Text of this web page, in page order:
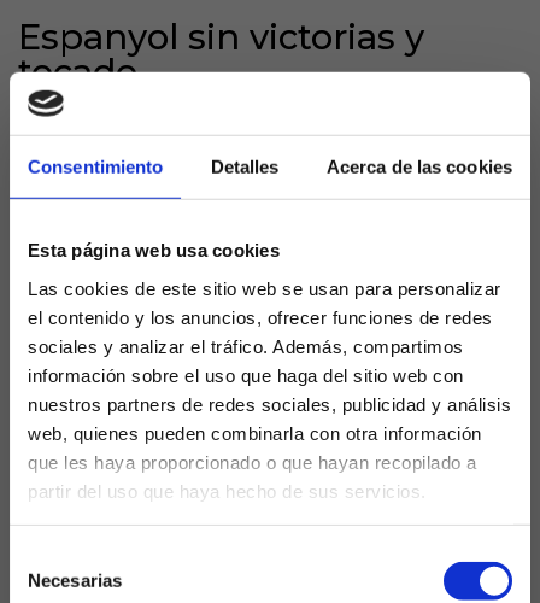
Consentimiento Detalles Acerca de las cookies
Esta página web usa cookies
Las cookies de este sitio web se usan para personalizar
el contenido y los anuncios, ofrecer funciones de redes
sociales y analizar el tráfico. Además, compartimos
información sobre el uso que haga del sitio web con
nuestros partners de redes sociales, publicidad y análisis
web, quienes pueden combinarla con otra información
que les haya proporcionado o que hayan recopilado a
partir del uso que haya hecho de sus servicios.
Necesarias
¿Eres mayor de edad?
SÍ, SOY MAYOR DE 18 AÑOS
Espanyol sin victorias y
tocado
Los blanquiazules de Manolo González atraviesan
su peor momento. Sin triunfos en lo que va de año,
que les aleja de Europa. Faltan ideas, gol y
Oviedo sin margen, pero
hambriento
El Real Oviedo llega colista y a 9 puntos de la
salvación tras caer ante el Atlético cuando rozaba el
empate. Se les agotan las opciones. Necesitan
necesidades los hace imprevisibles, listos para